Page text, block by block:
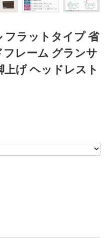
フラットタイプ 省
レーム グランサ
げ ヘッドレスト